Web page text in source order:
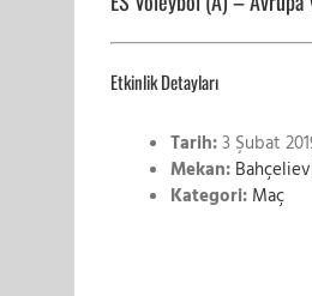
Etkinlik Detayları
Tarih:3 Şubat
Mekan:
Kategori: Maç